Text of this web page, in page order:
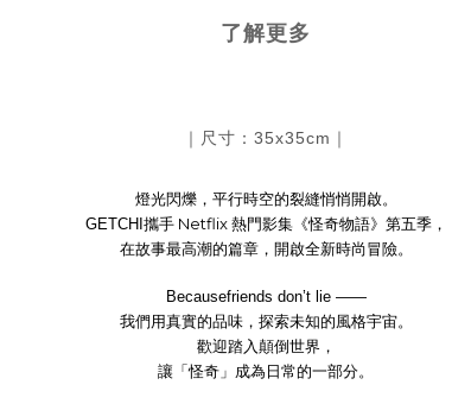
了解更多
｜尺寸：35x35cm ｜
燈光閃爍，平行時空的裂縫悄悄開啟。
GETCHI 攜手Netflix 熱門影集《怪奇物語》第五季，
在故事最高潮的篇章，開啟全新時尚冒險。
Becausefriends don’t lie ——
我們用真實的品味，探索未知的風格宇宙。
歡迎踏入顛倒世界，
讓「怪奇」成為日常的一部分。